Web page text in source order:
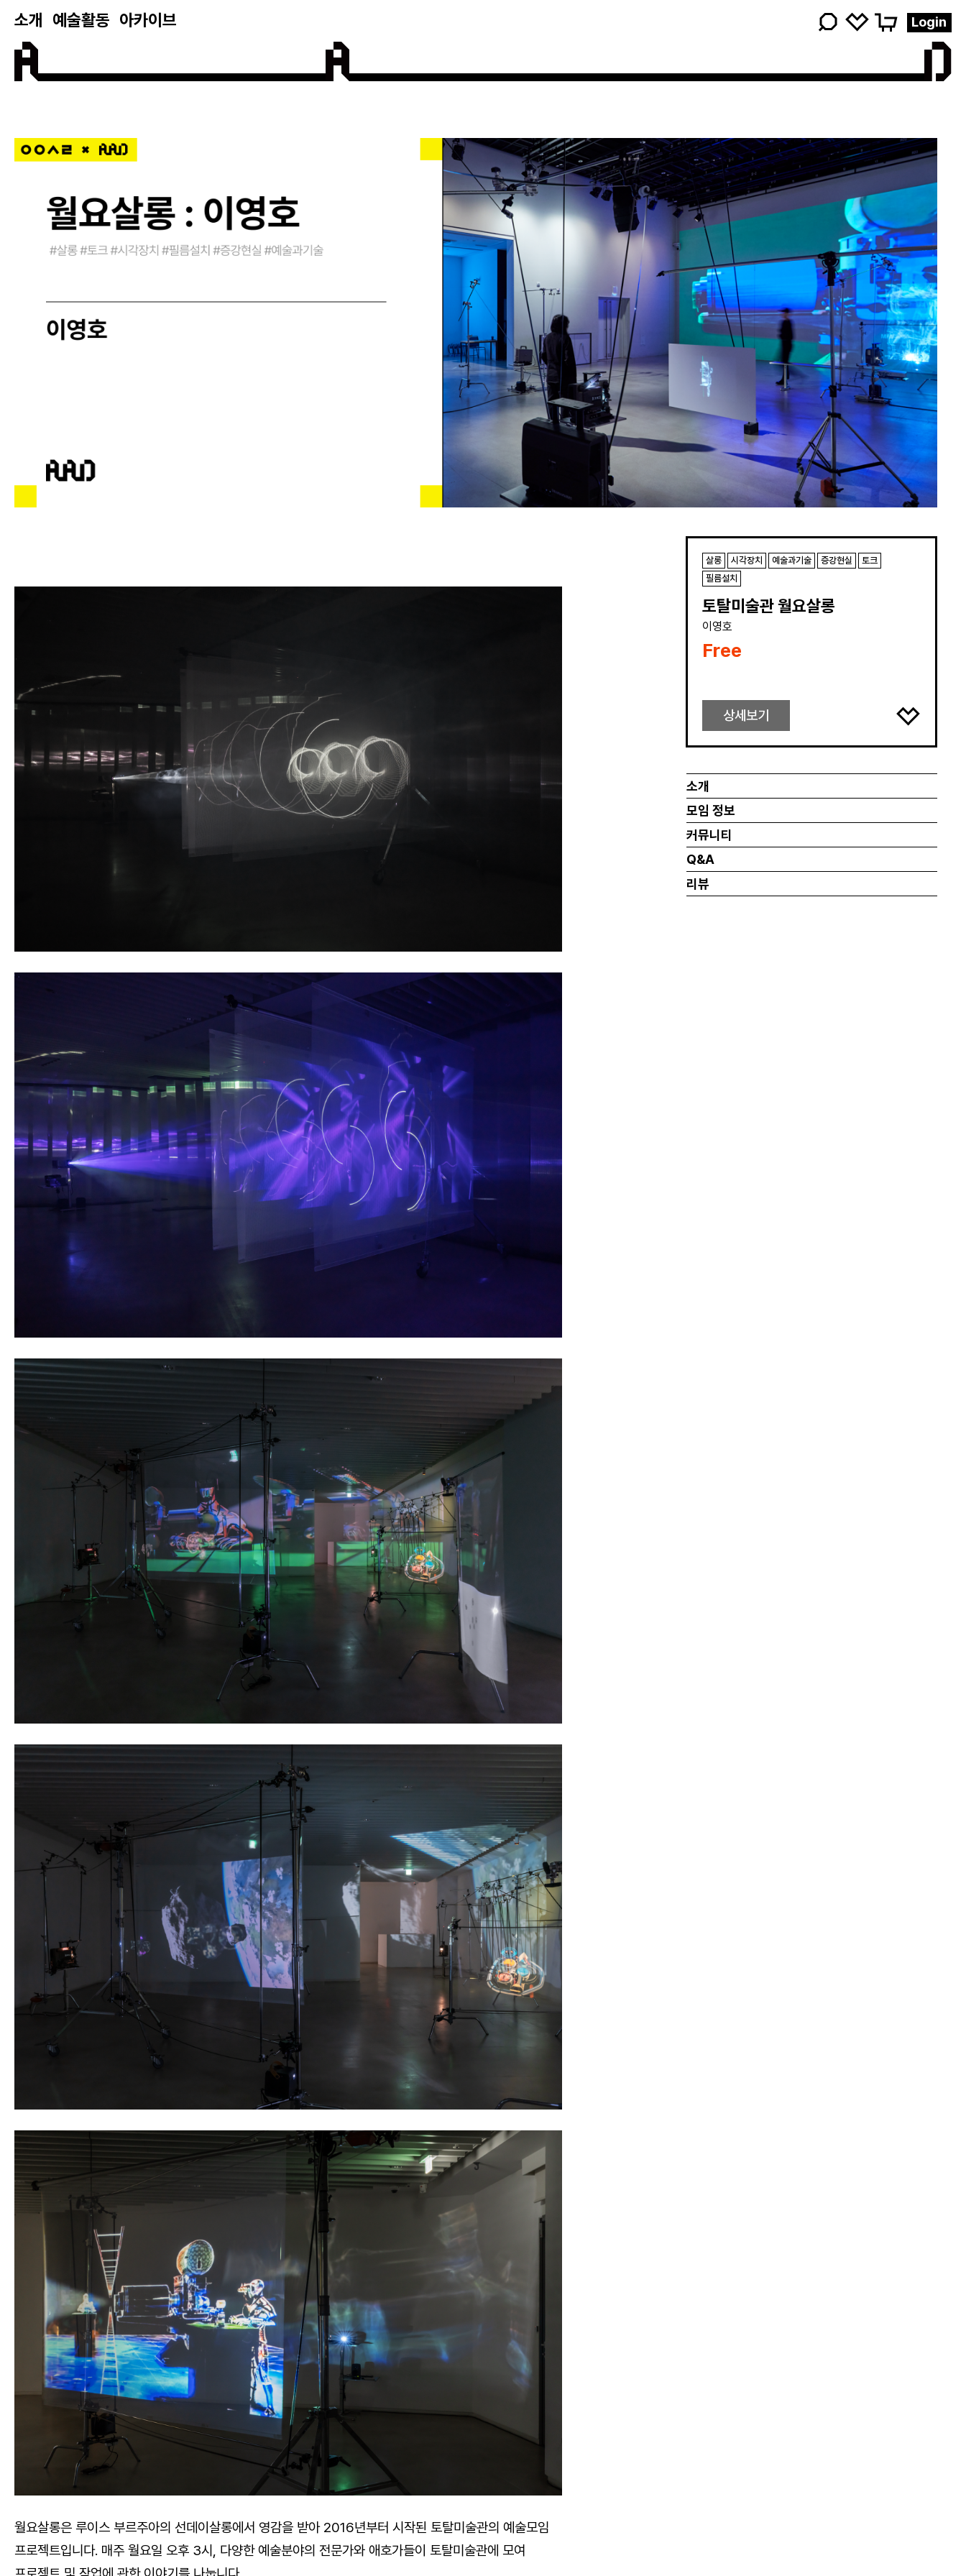
소개 예술활동 아카이브
영감
키워드를
주세요
Login
월요살롱은 루이스 부르주아의 선데이살롱에서 영감을 받아 2016년부터 시작된 토탈미술관의 예술모임
프로젝트입니다. 매주 월요일 오후 3시, 다양한 예술분야의 전문가와 애호가들이 토탈미술관에 모여
살롱 시각장치 예술과기술 증강현실
토크
필름설치
토탈미술관 월요살롱
이영호
Free
상세보기
소개
모임 정보
커뮤니티
Q&A
리뷰